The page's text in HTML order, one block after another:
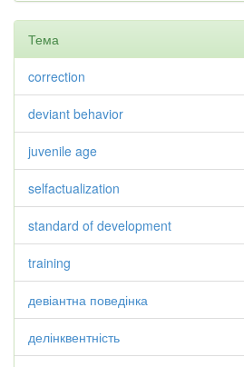
Тема
correction
deviant behavior
juvenile age
selfactualization
standard of development
training
девіантна поведінка
делінквентність